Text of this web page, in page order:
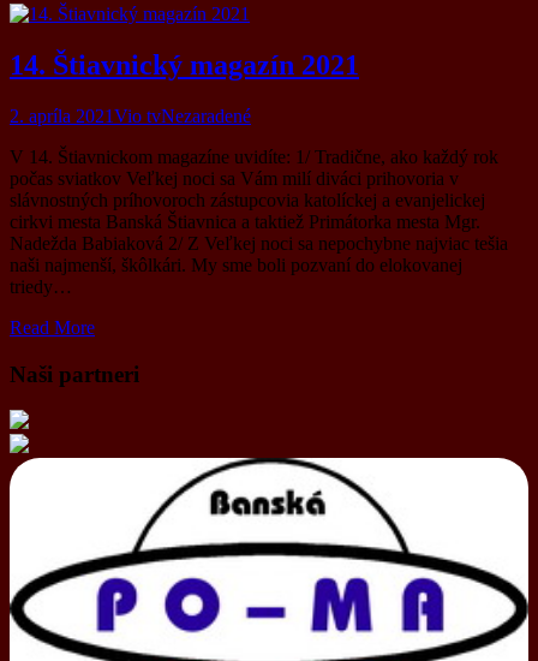
14. Štiavnický magazín 2021
2. apríla 2021Vio tvNezaradené
V 14. Štiavnickom magazíne uvidíte: 1/ Tradične, ako každý rok
počas sviatkov Veľkej noci sa Vám milí diváci prihovoria v
slávnostných príhovoroch zástupcovia katolíckej a evanjelickej
cirkvi mesta Banská Štiavnica a taktiež Primátorka mesta Mgr.
Nadežda Babiaková 2/ Z Veľkej noci sa nepochybne najviac tešia
naši najmenší, škôlkári. My sme boli pozvaní do elokovanej
triedy…
Read More
Naši partneri